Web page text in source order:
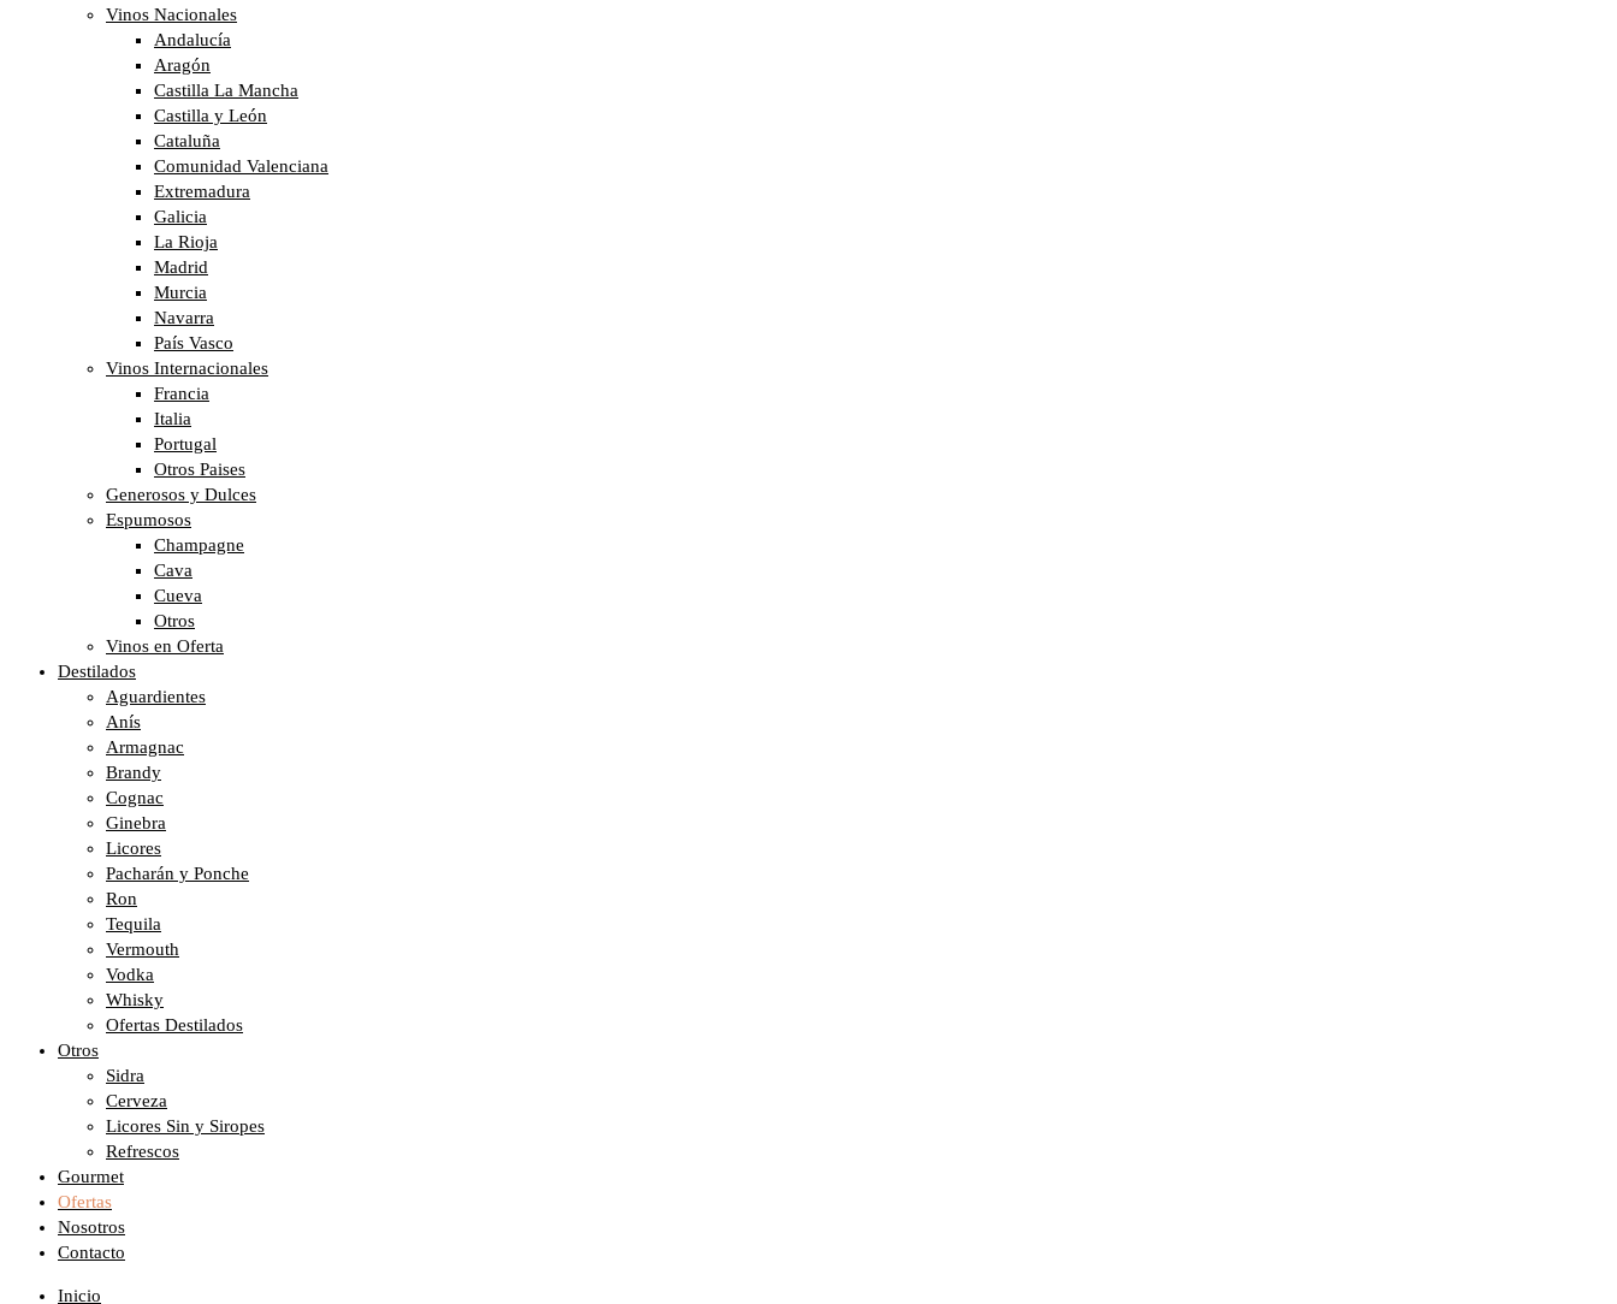
Vinos Nacionales
Andalucía
Aragón
Castilla La Mancha
Castilla y León
Cataluña
Comunidad Valenciana
Extremadura
Galicia
La Rioja
Madrid
Murcia
Navarra
País Vasco
Vinos Internacionales
Francia
Italia
Portugal
Otros Paises
Generosos y Dulces
Espumosos
Champagne
Cava
Cueva
Otros
Vinos en Oferta
Destilados
Aguardientes
Anís
Armagnac
Brandy
Cognac
Ginebra
Licores
Pacharán y Ponche
Ron
Tequila
Vermouth
Vodka
Whisky
Ofertas Destilados
Otros
Sidra
Cerveza
Licores Sin y Siropes
Refrescos
Gourmet
Ofertas
Nosotros
Contacto
Inicio